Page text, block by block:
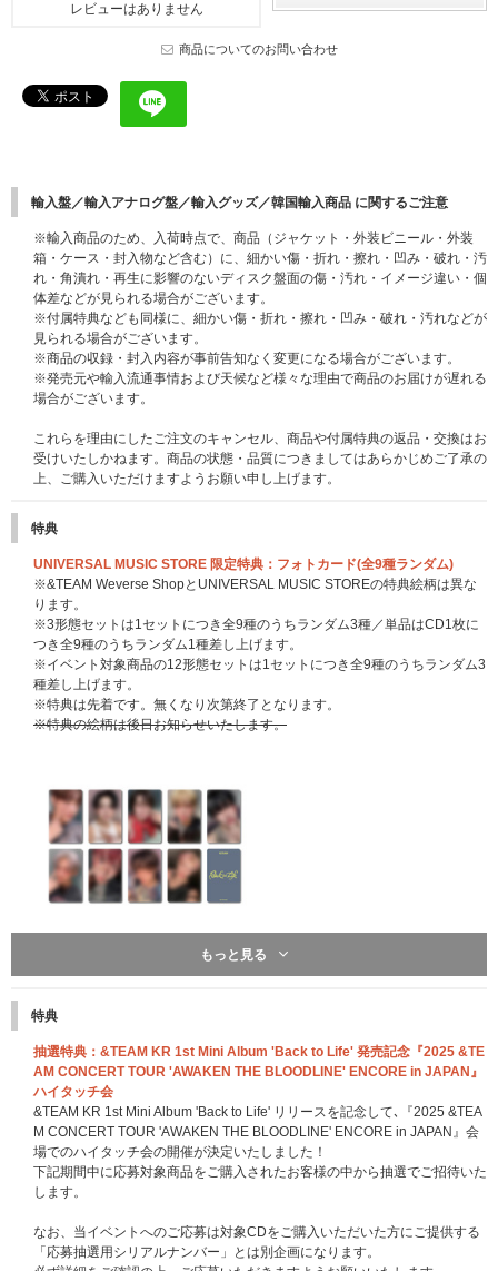
レビューはありません
商品についてのお問い合わせ
輸入盤／輸入アナログ盤／輸入グッズ／韓国輸入商品 に関するご注意
※輸入商品のため、入荷時点で、商品（ジャケット・外装ビニール・外装
箱・ケース・封入物など含む）に、細かい傷・折れ・擦れ・凹み・破れ・汚
れ・角潰れ・再生に影響のないディスク盤面の傷・汚れ・イメージ違い・個
体差などが見られる場合がございます。
※付属特典なども同様に、細かい傷・折れ・擦れ・凹み・破れ・汚れなどが
見られる場合がございます。
※商品の収録・封入内容が事前告知なく変更になる場合がございます。
※発売元や輸入流通事情および天候など様々な理由で商品のお届けが遅れる
場合がございます。
これらを理由にしたご注文のキャンセル、商品や付属特典の返品・交換はお
受けいたしかねます。商品の状態・品質につきましてはあらかじめご了承の
上、ご購入いただけますようお願い申し上げます。
特典
UNIVERSAL MUSIC STORE 限定特典：フォトカード(全9種ランダム)
※&TEAM Weverse ShopとUNIVERSAL MUSIC STOREの特典絵柄は異な
ります。
※3形態セットは1セットにつき全9種のうちランダム3種／単品はCD1枚に
つき全9種のうちランダム1種差し上げます。
※イベント対象商品の12形態セットは1セットにつき全9種のうちランダム3
種差し上げます。
※特典は先着です。無くなり次第終了となります。
※特典の絵柄は後日お知らせいたします。
先着特典：応募抽選用シリアルナンバー
入につき「応募抽選用シリアルナンバー」を1つ差し上げます。
※3形態セット購入の場合は「応募抽選用シリアルナンバー」を3点、9形態
セットの場合は9点、12形態セットの場合は12点差し上げます。
※「応募抽選用シリアルナンバー」は商品と同梱してお送りいたします｡CD
(商品)本体には封入されておりませんのでご注意ください｡
※「応募抽選用シリアルナンバー」は先着です。無くなり次第予告なく配布
終了になります。
■応募期間
もっと見る
特典
抽選特典：&TEAM KR 1st Mini Album 'Back to Life' 発売記念『2025 &TE
AM CONCERT TOUR 'AWAKEN THE BLOODLINE' ENCORE in JAPAN』
ハイタッチ会
&TEAM KR 1st Mini Album 'Back to Life' リリースを記念して､『2025 &TEA
M CONCERT TOUR 'AWAKEN THE BLOODLINE' ENCORE in JAPAN』会
場でのハイタッチ会の開催が決定いたしました！
下記期間中に応募対象商品をご購入されたお客様の中から抽選でご招待いた
します。
なお、当イベントへのご応募は対象CDをご購入いただいた方にご提供する
「応募抽選用シリアルナンバー」とは別企画になります。